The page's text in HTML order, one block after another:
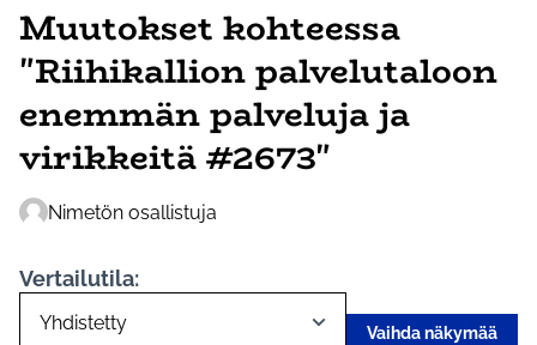
Muutokset kohteessa
"Riihikallion palvelutaloon
enemmän palveluja ja
virikkeitä #2673"
Nimetön osallistuja
Vertailutila:
Vaihda näkymää